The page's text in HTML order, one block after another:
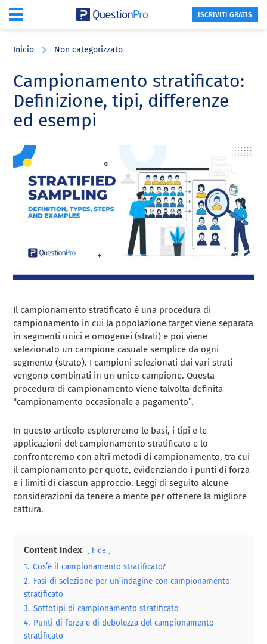
content
sidebar
ISCRIVITI GRATIS
Inicio Non categorizzato
Campionamento stratificato:
Definizione, tipi, differenze
ed esempi
Il campionamento stratificato è una procedura di
campionamento in cui la popolazione target viene separata
in segmenti unici e omogenei (strati) e poi viene
selezionato un campione casuale semplice da ogni
segmento (strato). I campioni selezionati dai vari strati
vengono combinati in un unico campione. Questa
procedura di campionamento viene talvolta definita
“campionamento occasionale a pagamento”.
In questo articolo esploreremo le basi, i tipi e le
applicazioni del campionamento stratificato e lo
confronteremo con altri metodi di campionamento, tra cui
il campionamento per quote, evidenziando i punti di forza
e i limiti di ciascun approccio. Leggi di seguito alcune
considerazioni da tenere a mente per ottenere la migliore
cattura.
Content Index hide
1. Cos’è il campionamento stratificato?
2. Fasi di selezione per un’indagine con campionamento
stratificato
3. Sottotipi di campionamento stratificato
4. Punti di forza e di debolezza del campionamento
stratificato